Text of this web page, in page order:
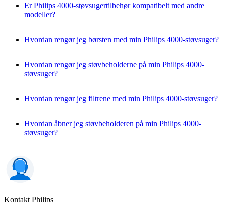
Er Philips 4000-støvsugertilbehør kompatibelt med andre
modeller?
Hvordan rengør jeg børsten med min Philips 4000-støvsuger?
Hvordan rengør jeg støvbeholderne på min Philips 4000-
støvsuger?
Hvordan rengør jeg filtrene med min Philips 4000-støvsuger?
Hvordan åbner jeg støvbeholderen på min Philips 4000-
støvsuger?
Kontakt Philips